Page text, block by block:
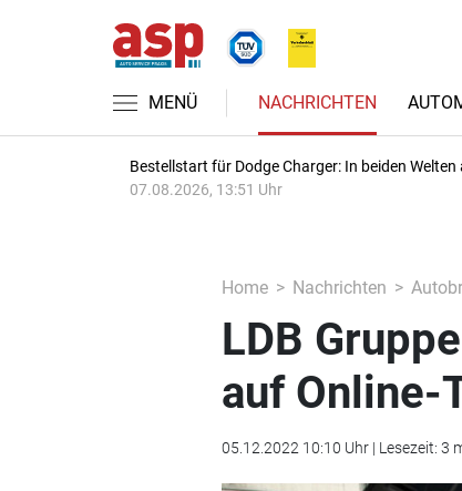
MENÜ NACHRICHTEN
Bestellstart für Dodge Charger: In beiden
07.08.2026, 13:51 Uhr
Home Nachrichten
LDB
auf Online-
05.12.2022 10:10 Uhr | Lesezeit: 3